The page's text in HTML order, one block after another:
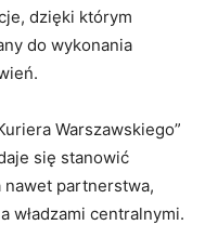
dzięki którym
do wykonania
Warszawskiego”
się stanowić
nawet partnerstwa,
władzami centralnymi.